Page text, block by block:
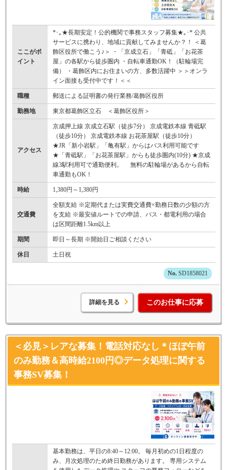
ここがポ
イント
*･｡★長期安定！公的機関で事務スタッフ募集★｡･* 公共
サービスに携わり、地域に貢献してみませんか？！ ＜葛
飾区役所で働こう♪＞ ・「京成立石」「青砥」「お花茶
屋」の各駅から徒歩圏内 ・自転車通勤OK！（駐輪場完
備） ・葛飾区内にお住まいの方、多数活躍中 ＞＞オンラ
イン面接も受付中です！＜＜
職種 郵送による証明書の発行業務/葛飾区役所
勤務地 東京都葛飾区立石 ＜葛飾区役所＞
アクセス
京成押上線 京成立石駅（徒歩7分） 京成電鉄本線 青砥駅
（徒歩10分） 京成電鉄本線 お花茶屋駅（徒歩10分）
★JR「新小岩駅」「亀有駅」からはバス利用可能です
★「青砥駅」「お花茶屋駅」からも徒歩圏内(10分) ★京成
線3駅利用可で通勤便利。 無料の駐輪場があるから自転
車通勤もOK！
時給 1,380円～1,380円
交通費
全額支給 ※定期代または実費交通費×勤務日数の少額の方
を支給 ※最安値ルートでの申請、バス・都電利用の場合
は区間距離1.5km以上
期間 即日～長期 ※開始日ご相談ください
休日 土日祝
SD1858021
詳細を見る このお仕事に応募
＜必見＞レアな募集！電話対応なし＊ほぼ午前
のみ勤務＆高時給2100円◎データ処理に関する
事務SV募集！
基本勤務は、平日の8:40～12:00。 毎月初めの1日程度の
み、月次処理のため終日勤務があります。 専用システム